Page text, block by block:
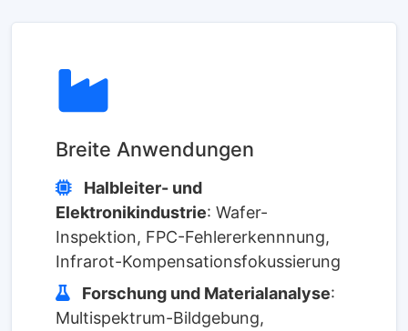
Breite Anwendungen
Halbleiter- und
Elektronikindustrie: Wafer-
Inspektion, FPC-Fehlererkennnung,
Infrarot-Kompensationsfokussierung
Forschung und Materialanalyse:
Multispektrum-Bildgebung,